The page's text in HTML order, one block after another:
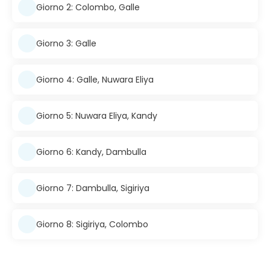
Giorno 2: Colombo, Galle
Giorno 3: Galle
Giorno 4: Galle, Nuwara Eliya
Giorno 5: Nuwara Eliya, Kandy
Giorno 6: Kandy, Dambulla
Giorno 7: Dambulla, Sigiriya
Giorno 8: Sigiriya, Colombo